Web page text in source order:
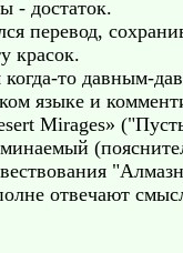
- достаток.
перевод,
красок.
то давным-
языке и
Mirages»
отвечают